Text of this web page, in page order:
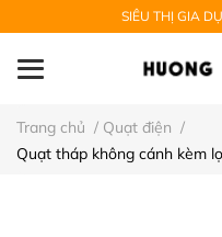
SIÊU THỊ GIA
Trang chủ / Quạt điện /
Quạt tháp không cánh kèm